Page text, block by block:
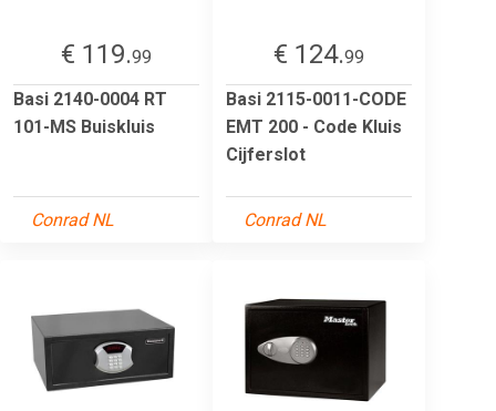
€ 119.99
Basi 2140-0004 RT
101-MS Buiskluis
Conrad NL
€ 124.99
Basi 2115-0011-CODE
EMT 200 - Code Kluis
Cijferslot
Conrad NL